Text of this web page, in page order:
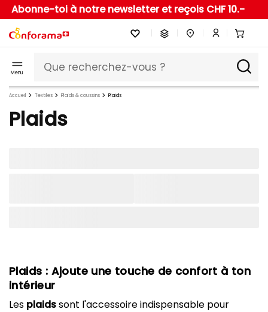
Abonne-toi à notre newsletter et reçois CHF 10.-
Menu
Accueil Textiles Plaids & coussins Plaids
Plaids
Plaids : Ajoute une touche de confort à ton
intérieur
Les plaidssont l'accessoire indispensable pour